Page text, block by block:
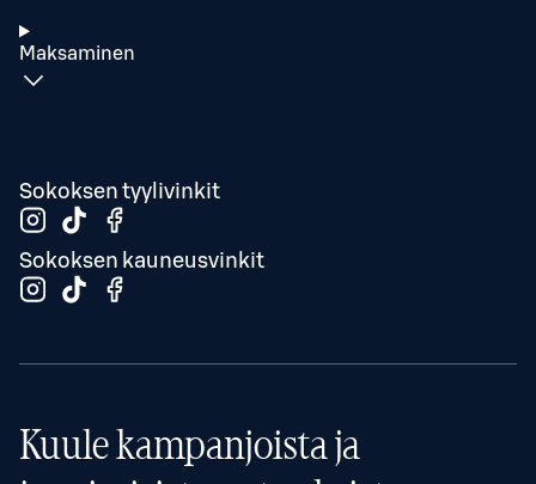
Maksaminen
Sokoksen tyylivinkit
Sokoksen kauneusvinkit
Kuule kampanjoista ja